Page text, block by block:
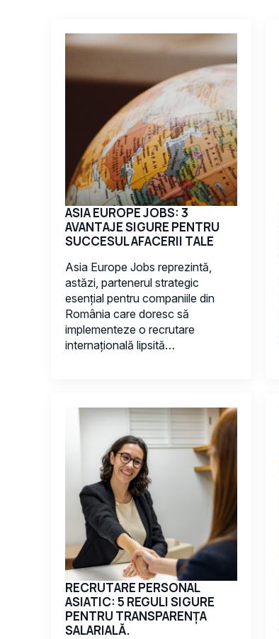
ASIA EUROPE JOBS: 3
AVANTAJE SIGURE PENTRU
SUCCESUL AFACERII TALE
Asia Europe Jobs reprezintă,
astăzi, partenerul strategic
esențial pentru companiile din
România care doresc să
implementeze o recrutare
internațională lipsită…
RECRUTARE PERSONAL
ASIATIC: 5 REGULI SIGURE
PENTRU TRANSPARENȚA
SALARIALĂ.